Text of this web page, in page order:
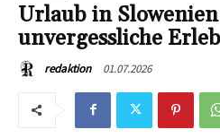
Urlaub in
unvergessliche
redaktion 01.07.2026